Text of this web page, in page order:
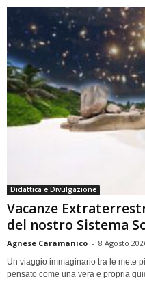
Didattica e Divulgazione
Vacanze
del nostro Sistema
Agnese Caramanico - 8 Agosto
Un viaggio immaginario tra le mete
pensato come una vera e propria